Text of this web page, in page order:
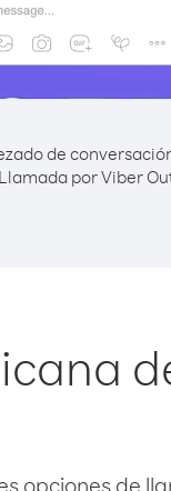
de
Llamada por Viber
opciones de